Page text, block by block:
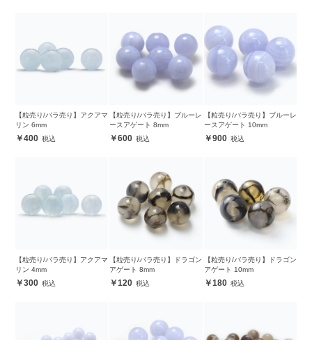
【粒売り/バラ売り】アクアマ
リン 6mm
400
【粒売り/バラ売り】ブルーレ
ースアゲート 8mm
600
【粒売り/バラ売り】ブルーレ
ースアゲート 10mm
900
【粒売り/バラ売り】アクアマ
リン 4mm
300
【粒売り/バラ売り】ドラゴン
アゲート 8mm
120
【粒売り/バラ売り】ドラゴン
アゲート 10mm
180